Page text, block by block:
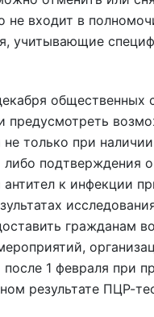
не входит в
учитывающие
общественных
предусмотреть
только при
либо подтверждения о
к инфекции
гражданам
1 февраля при
результате ПЦР-